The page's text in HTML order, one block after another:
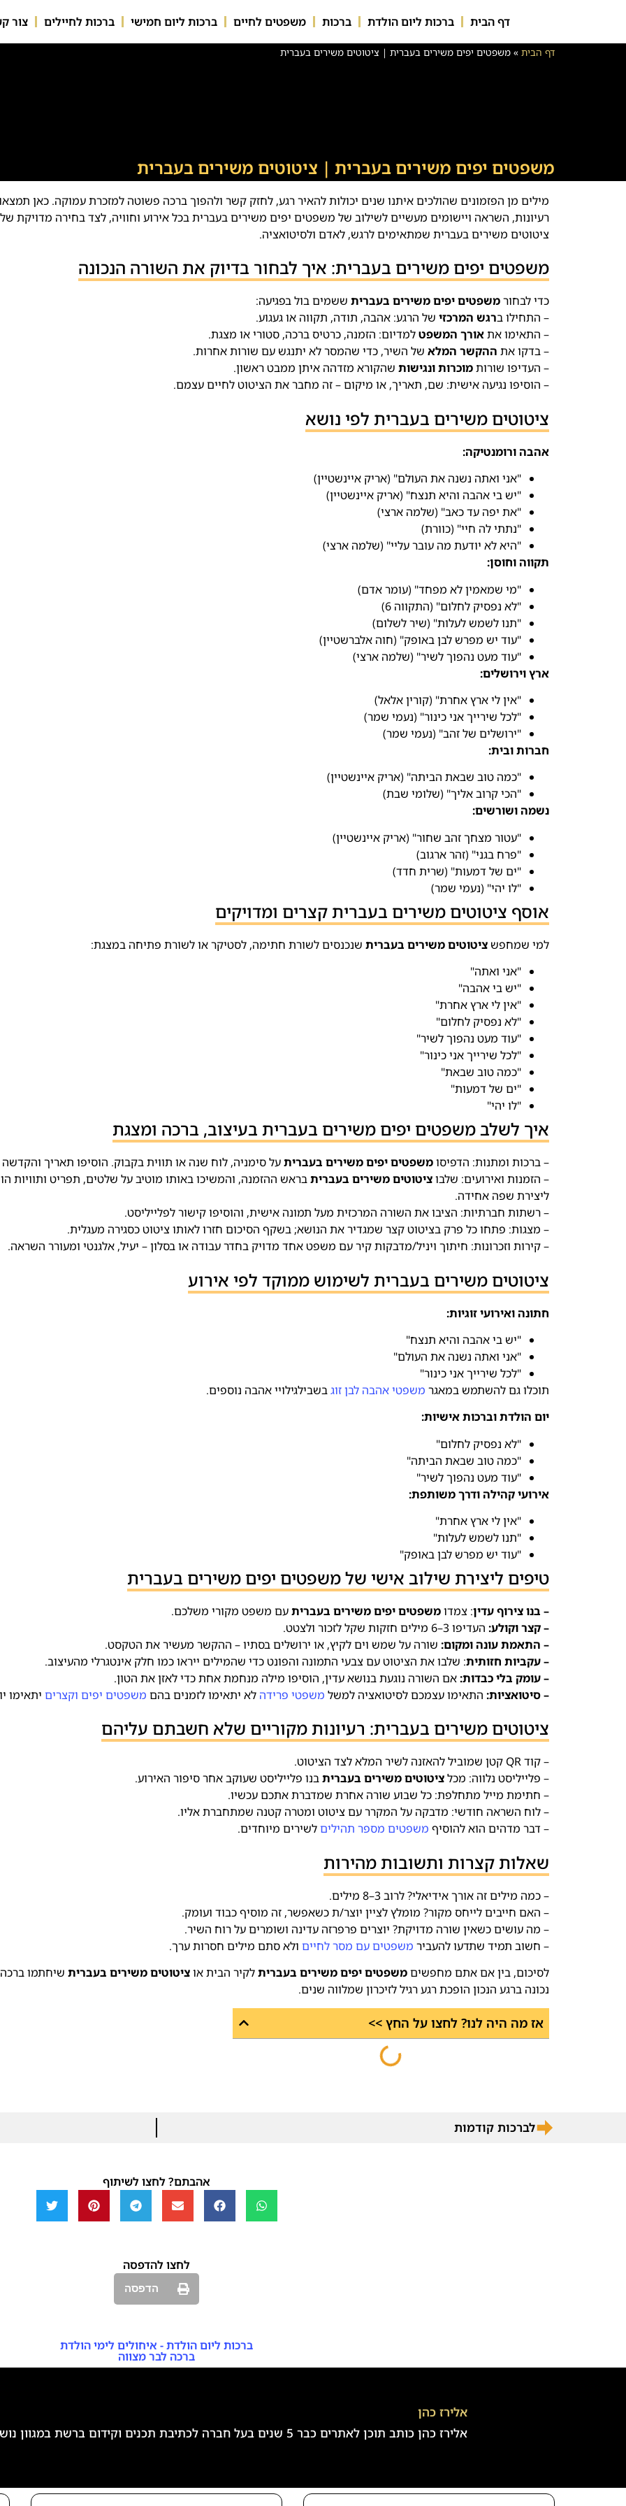
דף הבית ברכות ליום הולדת ברכות משפטים לחיים ברכות ליום חמישי ברכות לחיילים צור
דף הבית » משפטים יפים משירים בעברית | ציטוטים משירים בעברית
משפטים יפים משירים בעברית | ציטוטים משירים בעברית
מילים מן הפזמונים שהולכים איתנו שנים יכולות להאיר רגע, לחזק קשר ולהפוך ברכה פשוטה למזכרת עמוקה. כאן
רעיונות, השראה ויישומים מעשיים לשילוב של משפטים יפים משירים בעברית בכל אירוע וחוויה, לצד בחירה מדויקת של
ציטוטים משירים בעברית שמתאימים לרגש, לאדם ולסיטואציה.
משפטים יפים משירים בעברית: איך לבחור בדיוק את השורה הנכונה
כדי לבחורמשפטים יפים משירים בעברית ששמים בול בפגיעה:
– התחילו ברגש המרכזי של הרגע: אהבה, תודה, תקווה או געגוע.
– התאימו אתאורך המשפטלמדיום: הזמנה, כרטיס ברכה, סטורי או מצגת.
– בדקו את ההקשר המלא של השיר, כדי שהמסר לא יתנגש עם שורות אחרות.
– העדיפו שורותמוכרות ונגישות שהקורא מזדהה איתן ממבט ראשון.
– הוסיפו נגיעה אישית: שם, תאריך, או מיקום – זה מחבר את הציטוט לחיים עצמם.
ציטוטים משירים בעברית לפי נושא
אהבה ורומנטיקה:
"אני ואתה נשנה את העולם" (אריק איינשטיין)
"יש בי אהבה והיא תנצח" (אריק איינשטיין)
"את יפה עד כאב" (שלמה ארצי)
"נתתי לה חיי" (כוורת)
"היא לא יודעת מה עובר עליי" (שלמה ארצי)
תקווה וחוסן:
"מי שמאמין לא מפחד" (עומר אדם)
"לא נפסיק לחלום" (התקווה 6)
"תנו לשמש לעלות" (שיר לשלום)
"עוד יש מפרש לבן באופק" (חוה אלברשטיין)
"עוד מעט נהפוך לשיר" (שלמה ארצי)
ארץ וירושלים:
"אין לי ארץ אחרת" (קורין אלאל)
"לכל שירייך אני כינור" (נעמי שמר)
"ירושלים של זהב" (נעמי שמר)
חברות ובית:
"כמה טוב שבאת הביתה" (אריק איינשטיין)
"הכי קרוב אליך" (שלומי שבת)
נשמה ושורשים:
"עטור מצחך זהב שחור" (אריק איינשטיין)
"פרח בגני" (זהר ארגוב)
"ים של דמעות" (שרית חדד)
"לו יהי" (נעמי שמר)
אוסף ציטוטים משירים בעברית קצרים ומדויקים
למי שמחפש ציטוטים משירים בעברית שנכנסים לשורת חתימה, לסטיקר או לשורת פתיחה במצגת:
"אני ואתה"
"יש בי אהבה"
"אין לי ארץ אחרת"
"לא נפסיק לחלום"
"עוד מעט נהפוך לשיר"
"לכל שירייך אני כינור"
"כמה טוב שבאת"
"ים של דמעות"
"לו יהי"
איך לשלב משפטים יפים משירים בעברית בעיצוב, ברכה ומצגת
– ברכות ומתנות: הדפיסומשפטים יפים משירים בעבריתעל סימניה, לוח שנה או תווית בקבוק. הוסיפו תאריך
– הזמנות ואירועים: שלבוציטוטים משירים בעבריתבראש ההזמנה, והמשיכו באותו מוטיב על שלטים, תפריט ותוויות
ליצירת שפה אחידה.
– רשתות חברתיות: הציבו את השורה המרכזית מעל תמונה אישית, והוסיפו קישור לפלייליסט.
– מצגות: פתחו כל פרק בציטוט קצר שמגדיר את הנושא; בשקף הסיכום חזרו לאותו ציטוט כסגירה מעגלית.
– קירות וזכרונות: חיתוך ויניל/מדבקות קיר עם משפט אחד מדויק בחדר עבודה או בסלון – יעיל, אלגנטי ומעורר השראה.
ציטוטים משירים בעברית לשימוש ממוקד לפי אירוע
חתונה ואירועי זוגיות:
"יש בי אהבה והיא תנצח"
"אני ואתה נשנה את העולם"
"לכל שירייך אני כינור"
תוכלו גם להשתמש במאגר משפטי אהבה לבן זוגבשבילגילויי אהבה נוספים.
יום הולדת וברכות אישיות:
"לא נפסיק לחלום"
"כמה טוב שבאת הביתה"
"עוד מעט נהפוך לשיר"
אירועי קהילה ודרך משותפת:
"אין לי ארץ אחרת"
"תנו לשמש לעלות"
"עוד יש מפרש לבן באופק"
טיפים ליצירת שילוב אישי של משפטים יפים משירים בעברית
– בנו צירוף עדין: צמדומשפטים יפים משירים בעבריתעם משפט מקורי משלכם.
– קצר וקולע: העדיפו 3–6 מילים חזקות שקל לזכור ולצטט.
– התאמת עונה ומקום: שורה על שמש וים לקיץ, או ירושלים בסתיו – ההקשר מעשיר את הטקסט.
– עקביות חזותית: שלבו את הציטוט עם צבעי התמונה והפונט כדי שהמילים ייראו כמו חלק אינטגרלי מהעיצוב.
– עומק בלי כבדות:אם השורה נוגעת בנושא עדין, הוסיפו מילה מנחמת אחת כדי לאזן את הטון.
– סיטואציות: התאימו עצמכם לסיטואציה למשל משפטי פרידה לא יתאימו לזמנים בהם משפטים יפים וקצרים יתאימו
ציטוטים משירים בעברית: רעיונות מקוריים שלא חשבתם עליהם
– קוד QR קטן שמוביל להאזנה לשיר המלא לצד הציטוט.
– פלייליסט נלווה: מכלציטוטים משירים בעבריתבנו פלייליסט שעוקב אחר סיפור האירוע.
– חתימת מייל מתחלפת: כל שבוע שורה אחרת שמדברת אתכם עכשיו.
– לוח השראה חודשי: מדבקה על המקרר עם ציטוט ומטרה קטנה שמתחברת אליו.
– דבר מדהים הוא להוסיף משפטים מספר תהיליםלשירים מיוחדים.
שאלות קצרות ותשובות מהירות
– כמה מילים זה אורך אידיאלי? לרוב 3–8 מילים.
– האם חייבים לייחס מקור? מומלץ לציין יוצר/ת כשאפשר, זה מוסיף כבוד ועומק.
– מה עושים כשאין שורה מדויקת? יוצרים פרפרזה עדינה ושומרים על רוח השיר.
– חשוב תמיד שתדעו להעביר משפטים עם מסר לחיים ולא סתם מילים חסרות ערך.
לסיכום, בין אם אתם מחפשיםמשפטים יפים משירים בעבריתלקיר הבית אוציטוטים משירים בעברית שיחתמו
נכונה ברגע הנכון הופכת רגע רגיל לזיכרון שמלווה שנים.
אז מה היה לנו? לחצו על החץ >>
לברכות קודמות
אהבתם? לחצו לשיתוף
לחצו להדפסה
הדפסה
ברכות ליום הולדת - איחולים לימי הולדת
ברכה לבר מצווה
אלירז כהן
אלירז כהן כותב תוכן לאתרים כבר 5 שנים בעל חברה לכתיבת תכנים וקידום ברשת במגוון נושאים חמים ומעניינים.